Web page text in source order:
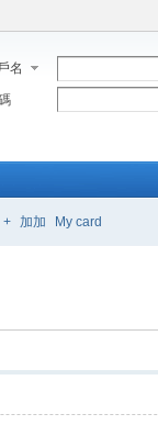
名
+ 加加 My card